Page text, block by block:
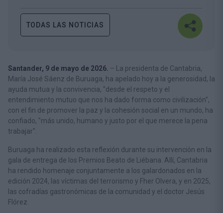
TODAS LAS NOTICIAS
Santander, 9 de mayo de 2026. –
La presidenta de Cantabria,
María José Sáenz de Buruaga, ha apelado hoy a la generosidad, la
ayuda mutua y la convivencia, "desde el respeto y el
entendimiento mutuo que nos ha dado forma como civilización",
con el fin de promover la paz y la cohesión social en un mundo, ha
confiado, "más unido, humano y justo por el que merece la pena
trabajar".
Buruaga ha realizado esta reflexión durante su intervención en la
gala de entrega de los Premios Beato de Liébana. Allí, Cantabria
ha rendido homenaje conjuntamente a los galardonados en la
edición 2024, las víctimas del terrorismo y Fher Olvera, y en 2025,
las cofradías gastronómicas de la comunidad y el doctor Jesús
Flórez.